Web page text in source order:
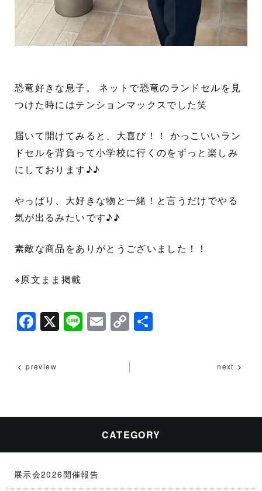
恐竜好きな息子。 ネットで恐竜のランドセルを見
つけた時にはテンションマックスでした笑
届いて開けてみると、大喜び！！ かっこいいラン
ドセルを背負って小学校に行くのをずっと楽しみ
にしております♪♪
やっぱり、大好きな物と一緒！と言うだけでやる
気が出るみたいです♪♪
素敵な商品をありがとうございました！！
※原文まま掲載
F
a
c
e
o
k
X Li
n
E
m
C
o
p
y
n
k
preview next
CATEGORY
展示会2026開催報告